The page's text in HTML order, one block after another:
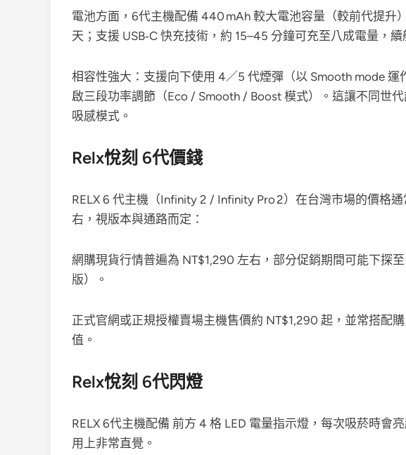
電池方面，6代主機配備 440 mAh 較大電池容量（較前代提升
天；支援 USB‑C 快充技術，約 15–45 分鐘可充至八成電量，
相容性強大：支援向下使用 4／5 代煙彈（以 Smooth mode 運
啟三段功率調節（Eco / Smooth / Boost 模式）。這讓不同世
吸感模式。
Relx悅刻 6代價錢
RELX 6 代主機（Infinity 2 / Infinity Pro 2）在台灣市場的價格
右，視版本與通路而定：
網購現貨行情普遍為 NT$1,290 左右，部分促銷期間可能下探
版）。
正式官網或正規授權賣場主機售價約 NT$1,290 起，並常搭配
值。
Relx悅刻 6代閃燈
RELX 6代主機配備 前方 4 格 LED 電量指示燈，每次吸菸時會
用上非常直覺。